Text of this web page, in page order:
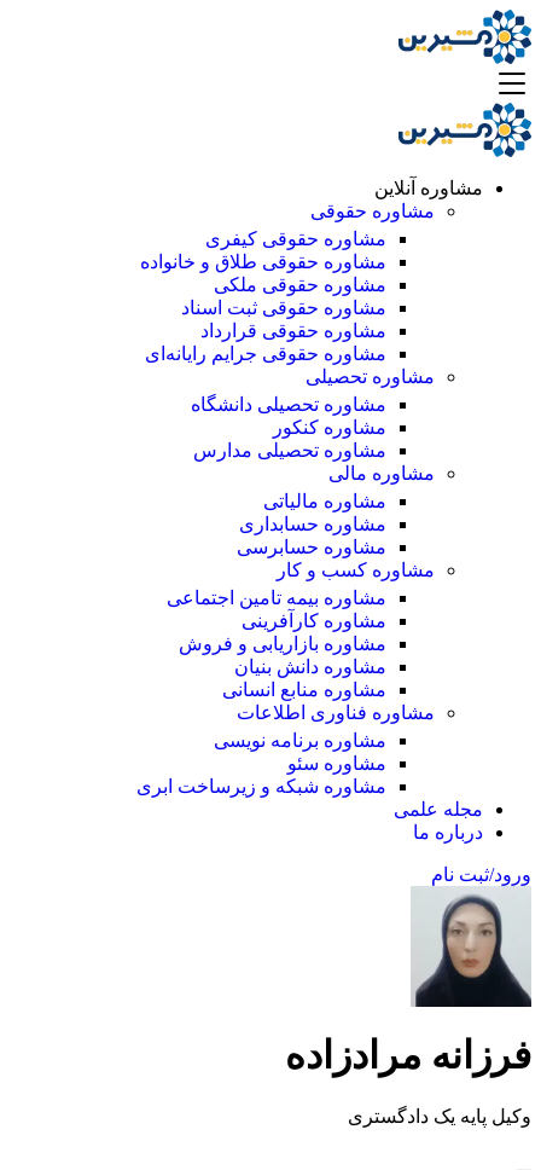
مشاوره آنلاین
مشاوره حقوقی
مشاوره حقوقی کیفری
مشاوره حقوقی طلاق و خانواده
مشاوره حقوقی ملکی
مشاوره حقوقی ثبت اسناد
مشاوره حقوقی قرارداد
مشاوره حقوقی جرایم رایانه‌ای
مشاوره تحصیلی
مشاوره تحصیلی دانشگاه
مشاوره کنکور
مشاوره تحصیلی مدارس
مشاوره مالی
مشاوره مالیاتی
مشاوره حسابداری
مشاوره حسابرسی
مشاوره کسب و کار
مشاوره بیمه تامین اجتماعی
مشاوره کارآفرینی
مشاوره بازاریابی و فروش
مشاوره دانش بنیان
مشاوره منابع انسانی
مشاوره فناوری اطلاعات
مشاوره برنامه نویسی
مشاوره سئو
مشاوره شبکه و زیرساخت ابری
مجله علمی
درباره ما
ورود/ثبت نام
فرزانه مرادزاده
وکیل پایه یک دادگستری